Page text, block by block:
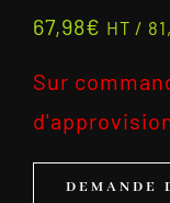
67,98€ HT /
Sur
DEMANDE